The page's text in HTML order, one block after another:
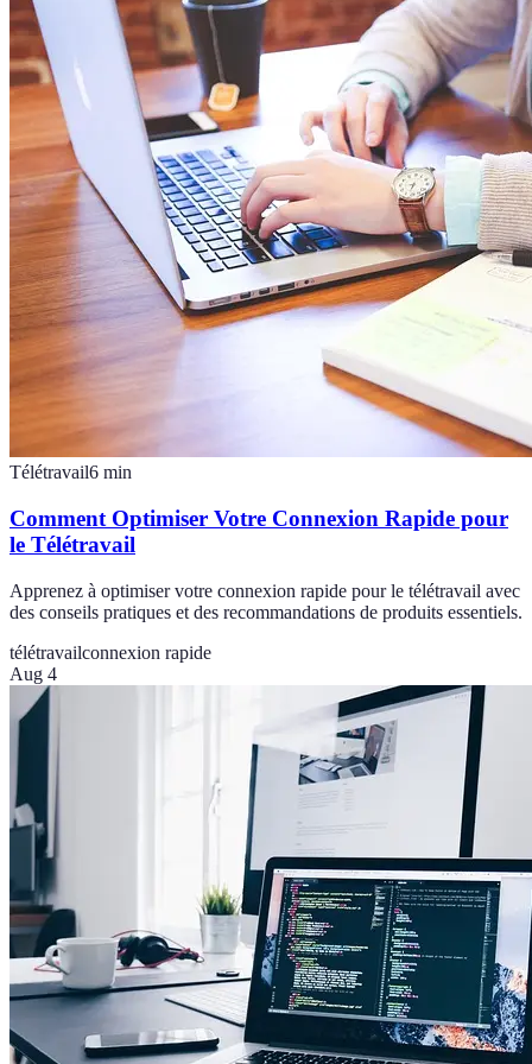
Télétravail6 min
Comment Optimiser Votre Connexion Rapide pour
le Télétravail
Apprenez à optimiser votre connexion rapide pour le télétravail avec
des conseils pratiques et des recommandations de produits essentiels.
télétravailconnexion rapide
Aug 4